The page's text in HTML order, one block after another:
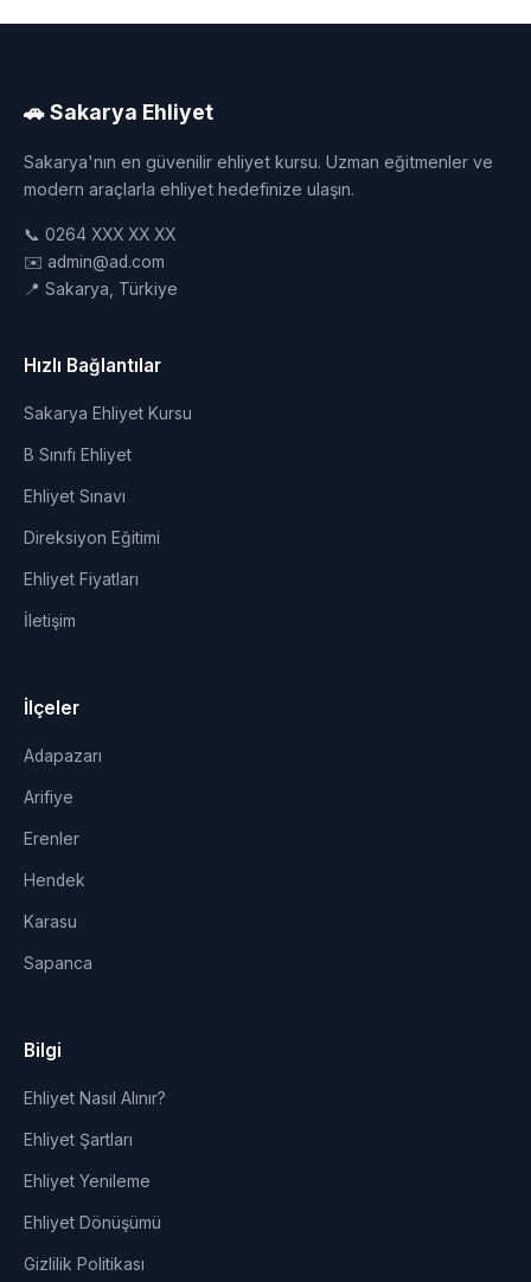
🚗 Sakarya Ehliyet
Sakarya'nın en güvenilir ehliyet kursu. Uzman eğitmenler ve
modern araçlarla ehliyet hedefinize ulaşın.
📞 0264 XXX XX XX
✉️ admin@ad.com
📍 Sakarya, Türkiye
Hızlı Bağlantılar
Sakarya Ehliyet Kursu
B Sınıfı Ehliyet
Ehliyet Sınavı
Direksiyon Eğitimi
Ehliyet Fiyatları
İletişim
İlçeler
Adapazarı
Arifiye
Erenler
Hendek
Karasu
Sapanca
Bilgi
Ehliyet Nasıl Alınır?
Ehliyet Şartları
Ehliyet Yenileme
Ehliyet Dönüşümü
Gizlilik Politikası